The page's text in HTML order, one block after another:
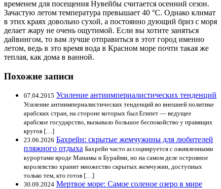
временем для посещения Нувейбы считается осенний сезон.
Зачастую летом температура превышает 40 °С. Однако климат
в этих краях довольно сухой, а постоянно дующий бриз с моря
делает жару не очень ощутимой. Если вы хотите заняться
дайвингом, то вам лучше отправиться в этот город именно
летом, ведь в это время вода в Красном море почти такая же
теплая, как дома в ванной.
Похожие записи
07.04.2015 Усиление антиимпериалистических тенденций
Усиление антиимпериалистических тенденций во внешней политике
арабских стран, на стороне которых был Египет — ведущее
арабское государство, вызывало большое беспокойство у правящих
кругов […]
23.06.2026 Бахрейн: скрытые жемчужины для любителей
пляжного отдыха Бахрейн часто ассоциируется с оживленными
курортами вроде Манамы и Бурайми, но на самом деле островное
королевство хранит множество скрытых жемчужин, доступных
только тем, кто готов […]
30.09.2024 Мертвое море: Самое соленое озеро в мире